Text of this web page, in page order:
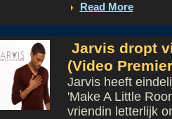
Read More
Jarvis dropt
(Video
Jarvis heeft
'Make A Little
vriendin letterlijk